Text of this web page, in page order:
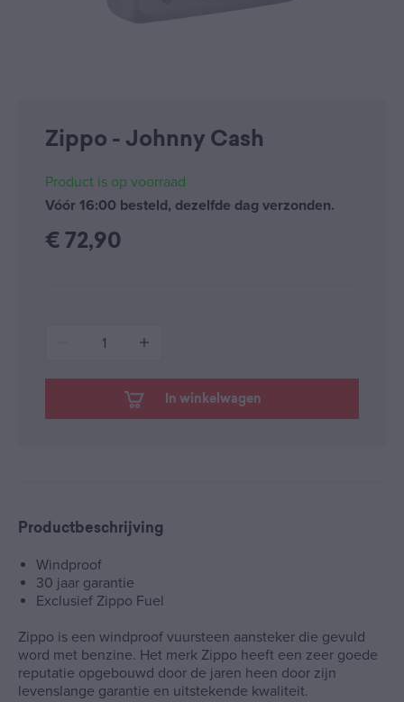
Zippo - Johnny Cash
Product is op voorraad
Vóór 16:00 besteld, dezelfde dag verzonden.
€ 72,90
1
In winkelwagen
Productbeschrijving
Windproof
30 jaar garantie
Exclusief Zippo Fuel
Zippo is een windproof vuursteen aansteker die gevuld
word met benzine. Het merk Zippo heeft een zeer goede
reputatie opgebouwd door de jaren heen door zijn
levenslange garantie en uitstekende kwaliteit.